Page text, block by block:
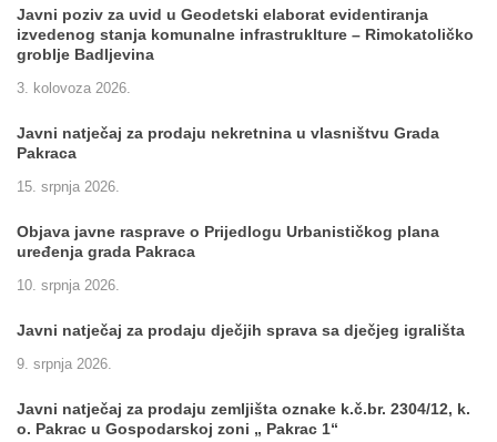
Javni poziv za uvid u Geodetski elaborat evidentiranja
izvedenog stanja komunalne infrastruklture – Rimokatoličko
groblje Badljevina
3. kolovoza 2026.
Javni natječaj za prodaju nekretnina u vlasništvu Grada
Pakraca
15. srpnja 2026.
Objava javne rasprave o Prijedlogu Urbanističkog plana
uređenja grada Pakraca
10. srpnja 2026.
Javni natječaj za prodaju dječjih sprava sa dječjeg igrališta
9. srpnja 2026.
Javni natječaj za prodaju zemljišta oznake k.č.br. 2304/12, k.
o. Pakrac u Gospodarskoj zoni „ Pakrac 1“